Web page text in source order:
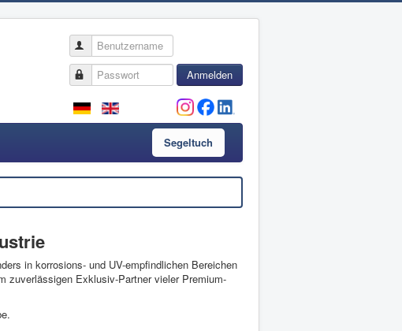
Benutzername
Passwort
Anmelden
Segeltuch
in korrosions- und UV-empfindlichen Bereichen
zuverlässigen Exklusiv-Partner vieler Premium-